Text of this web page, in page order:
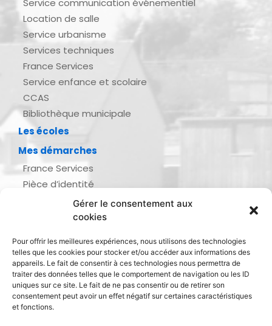
Gérer le consentement aux
cookies
Pour offrir les meilleures expériences, nous utilisons des technologies
telles que les cookies pour stocker et/ou accéder aux informations des
appareils. Le fait de consentir à ces technologies nous permettra de
traiter des données telles que le comportement de navigation ou les ID
uniques sur ce site. Le fait de ne pas consentir ou de retirer son
consentement peut avoir un effet négatif sur certaines caractéristiques
et fonctions.
Location de salle
Service urbanisme
Services techniques
France Services
Service enfance et scolaire
CCAS
Bibliothèque municipale
Les écoles
Mes démarches
France Services
Pièce d’identité
Demande d’actes d’état civil
Inscription listes électorales
Recensement militaire
Le journal de ma ville
Gestion des déchets